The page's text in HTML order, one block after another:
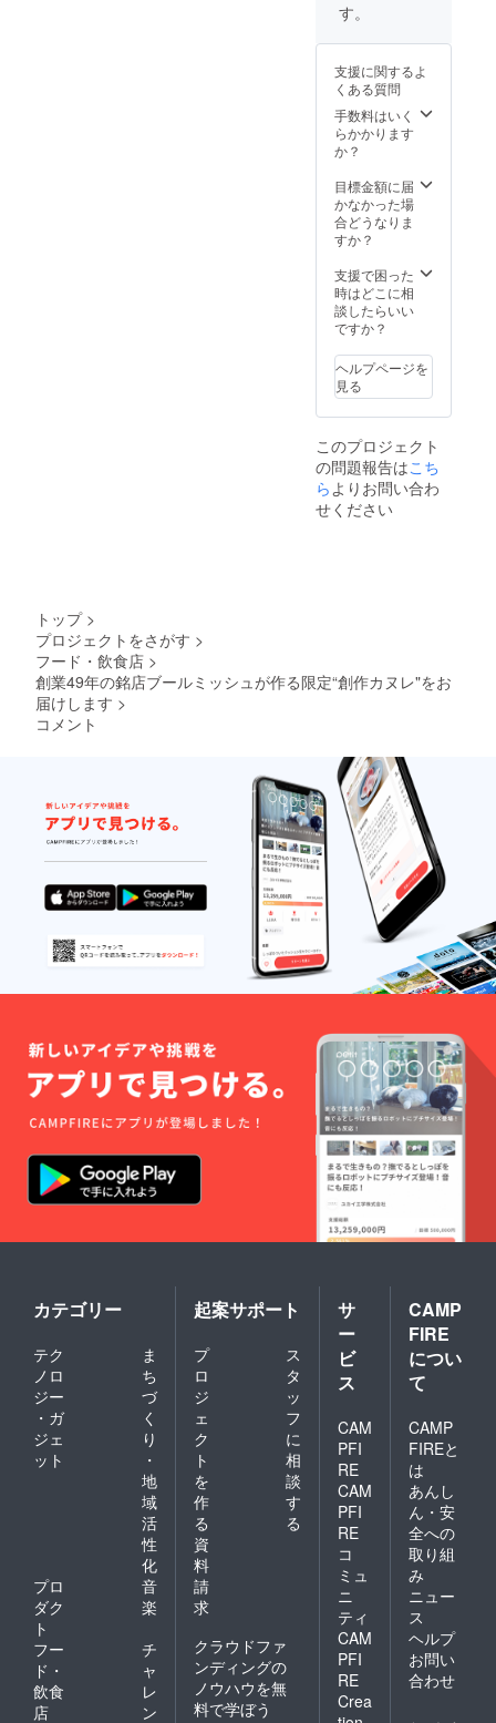
す。
支援に関するよ
くある質問
手数料はいく
らかかります
か？
目標金額に届
かなかった場
合どうなりま
すか？
支援で困った
時はどこに相
談したらいい
ですか？
ヘルプページを
見る
このプロジェクト
の問題報告はこち
らよりお問い合わ
せください
トップ >
プロジェクトをさがす >
フード・飲食店 >
創業49年の銘店ブールミッシュが作る限定“創作カヌレ"をお
届けします >
コメント
カテゴリー
テク
ノロ
ジー
・ガ
ジェ
ット
ま
ち
づ
く
り
・
地
域
活
性
化
プロ
ダク
ト
音
楽
フー
ド・
飲食
店
チ
ャ
レ
ン
起案サポート
プ
ロ
ジ
ェ
ク
ト
を
作
る
ス
タ
ッ
フ
に
相
談
す
る
資
料
請
求
クラウドファ
ンディングの
ノウハウを無
料で学ぼう
サ
ー
ビ
ス
CAM
PFI
RE
CAM
PFI
RE
コ
ミュ
ニ
ティ
CAM
PFI
RE
Crea
CAMP
FIRE
につい
て
CAMP
FIREと
は
あんし
ん・安
全への
取り組
み
ニュー
ス
ヘルプ
お問い
合わせ